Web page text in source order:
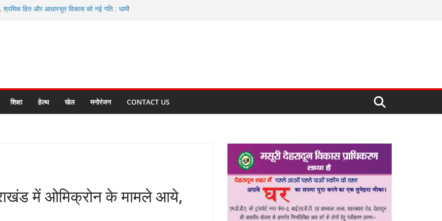
श्रमिक हित और आधारभूत विकास को नई गति : धामी
रहें अधिकारी: सीईओ
योजनाओं के लिए 80 करोड़ रुपए
वर्षा की संभावना, अलर्ट!
शिक्षा हेल्थ खेल मनोरंजन CONTACT US
में ओमिक्रोन के मामले आये,